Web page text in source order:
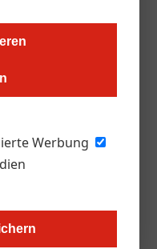
Werbung
bietet jetzt
investiert in die Zukunft
verdoppelt sich
von
erfolgt nach wie
die